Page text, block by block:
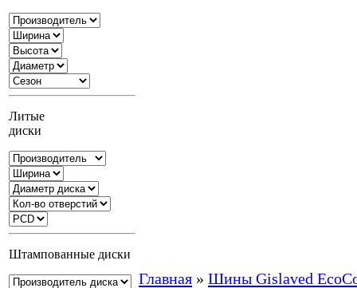
Литые
диски
Штампованные диски
Главная » Шины Gislaved